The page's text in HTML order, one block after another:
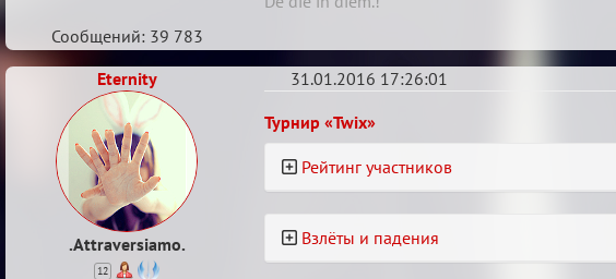
Сообщений: 39 783
Eternity
.Attraversiamo.
12
31.01.2016 17:26:01
Re:
Турнирный
рейтинг
Турнир «Twix»
Рейтинг участников
Взлёты и падения